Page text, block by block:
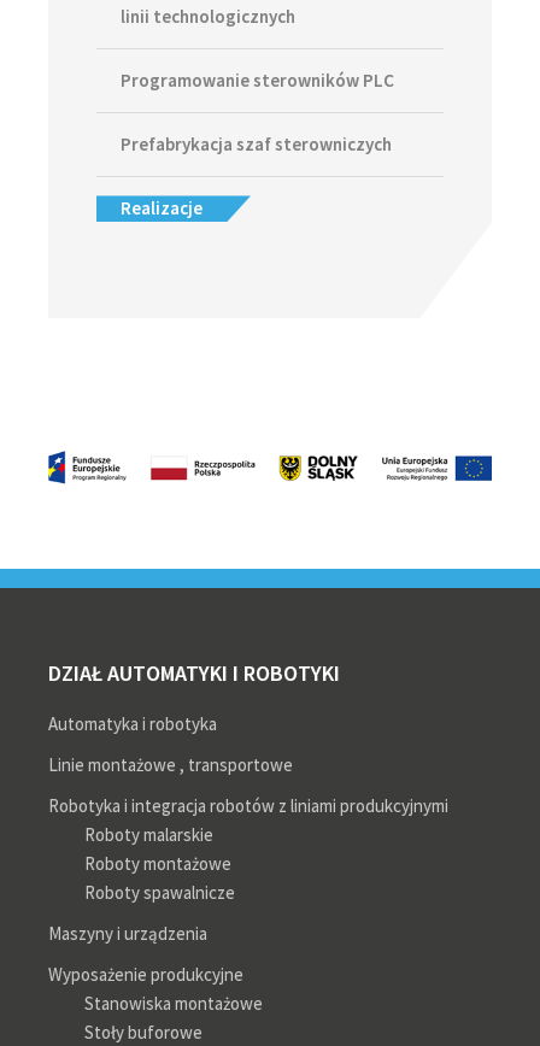
linii technologicznych
Programowanie sterowników PLC
Prefabrykacja szaf sterowniczych
Realizacje
DZIAŁ AUTOMATYKI I ROBOTYKI
Automatyka i robotyka
Linie montażowe , transportowe
Robotyka i integracja robotów z liniami produkcyjnymi
Roboty malarskie
Roboty montażowe
Roboty spawalnicze
Maszyny i urządzenia
Wyposażenie produkcyjne
Stanowiska montażowe
Stoły buforowe